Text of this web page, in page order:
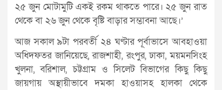
২৫ জুন মোটামুটি একই রকম থাকতে পারে। ২৫ জুন রাত
থেকে বা ২৬ জুন থেকে বৃষ্টি বাড়ার সম্ভাবনা আছে।’
আজ সকাল ৯টা পরবর্তী ২৪ ঘণ্টার পূর্বাভাসে আবহাওয়া
অধিদফতর জানিয়েছে, রাজশাহী, রংপুর, ঢাকা, ময়মনসিংহ
খুলনা, বরিশাল, চট্টগ্রাম ও সিলেট বিভাগের কিছু কিছু
জায়গায় অস্থায়ীভাবে দমকা হাওয়াসহ হালকা থেকে